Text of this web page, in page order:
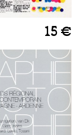
15 €